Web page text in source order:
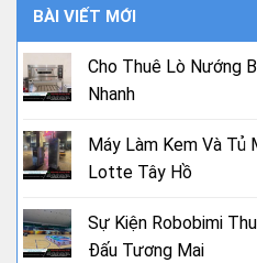
BÀI VIẾT MỚI
Cho Thuê Lò Nướng
Nhanh
Máy Làm Kem Và Tủ
Lotte Tây Hồ
Sự Kiện Robobimi
Đấu Tương Mai